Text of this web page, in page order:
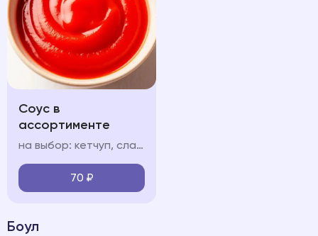
Соус в
ассортименте
на выбор: кетчуп, сладкий чили соус чесночный, сырный
70 ₽
Боул